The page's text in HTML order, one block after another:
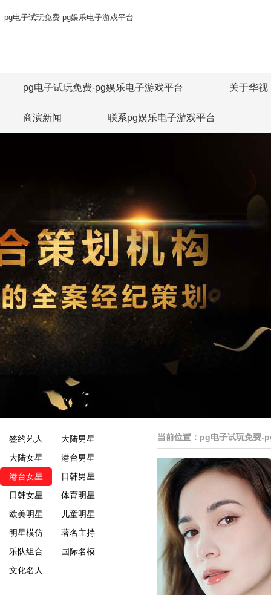
pg电子试玩免费-pg娱乐电子游戏平台
pg电子试玩免费-pg娱乐电子游戏平台 关于华视
商演新闻 联系pg娱乐电子游戏平台
签约艺人
大陆男星
大陆女星
港台男星
港台女星
日韩男星
日韩女星
体育明星
欧美明星
儿童明星
明星模仿
著名主持
乐队组合
国际名模
文化名人
当前位置： pg电子试玩免费-